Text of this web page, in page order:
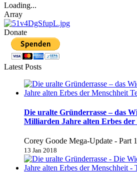
Loading...
Array
Donate
Latest Posts
Die uralte Gründerrasse – das
Milliarden Jahre alten Erbes der
Corey Goode Mega-Update - Part 1
13 Jan 2018